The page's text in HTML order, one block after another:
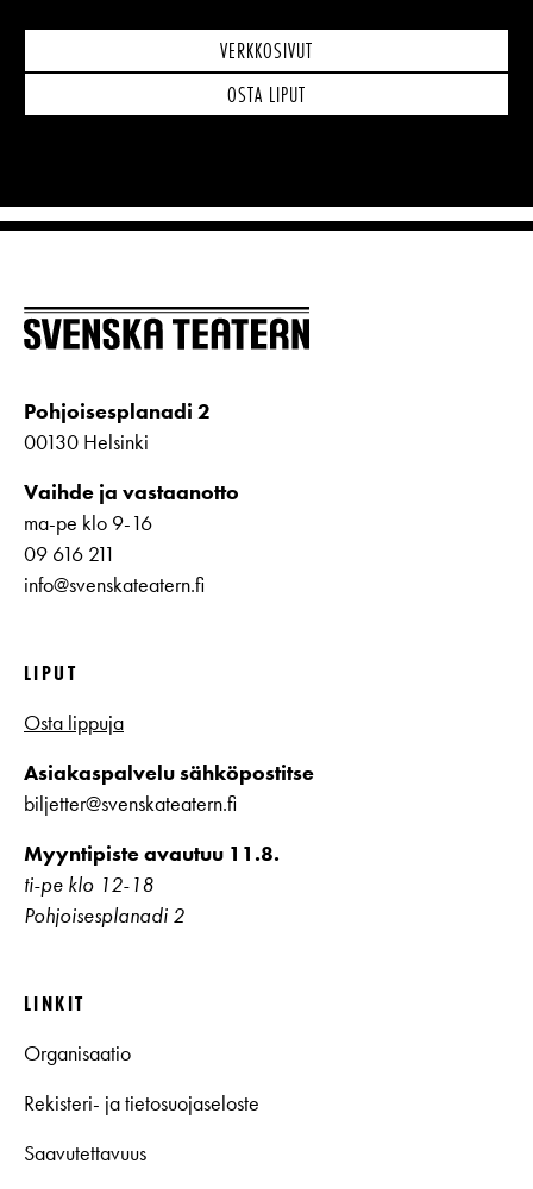
VERKKOSIVUT
OSTA LIPUT
Pohjoisesplanadi 2
00130 Helsinki
Vaihde ja vastaanotto
ma-pe klo 9-16
09 616 211
info@svenskateatern.fi
LIPUT
Osta lippuja
Asiakaspalvelu sähköpostitse
biljetter@svenskateatern.fi
Myyntipiste avautuu 11.8.
ti-pe klo 12-18
Pohjoisesplanadi 2
LINKIT
Organisaatio
Rekisteri- ja tietosuojaseloste
Saavutettavuus